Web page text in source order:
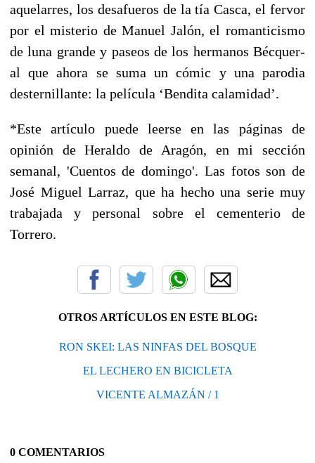
aquelarres, los desafueros de la tía Casca, el fervor
por el misterio de Manuel Jalón, el romanticismo
de luna grande y paseos de los hermanos Bécquer-
al que ahora se suma un cómic y una parodia
desternillante: la película ‘Bendita calamidad’.
*Este artículo puede leerse en las páginas de
opinión de Heraldo de Aragón, en mi sección
semanal, 'Cuentos de domingo'. Las fotos son de
José Miguel Larraz, que ha hecho una serie muy
trabajada y personal sobre el cementerio de
Torrero.
OTROS ARTÍCULOS EN ESTE BLOG:
RON SKEI: LAS NINFAS DEL BOSQUE
EL LECHERO EN BICICLETA
VICENTE ALMAZÁN / 1
0 COMENTARIOS